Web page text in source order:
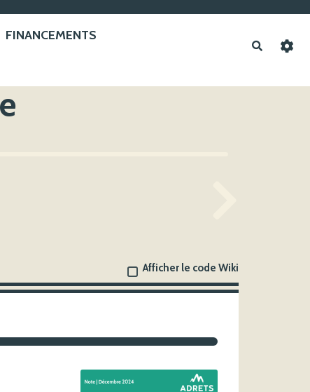
FINANCEMENTS
Afficher le code Wiki